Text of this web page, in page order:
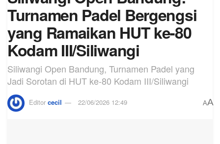
Turnamen Padel Bergengsi
yang Ramaikan HUT ke-80
Kodam III/Siliwangi
Siliwangi Open Bandung, Turnamen Padel yang
Jadi Sorotan di HUT ke-80 Kodam III/Siliwangi
Editor cecil 22/06/2026 12:49 AA